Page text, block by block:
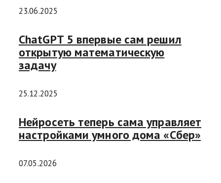
23.06.2025
ChatGPT 5 впервые сам решил
открытую математическую
задачу
25.12.2025
Нейросеть теперь сама управляет
настройками умного дома «Сбер»
07.05.2026